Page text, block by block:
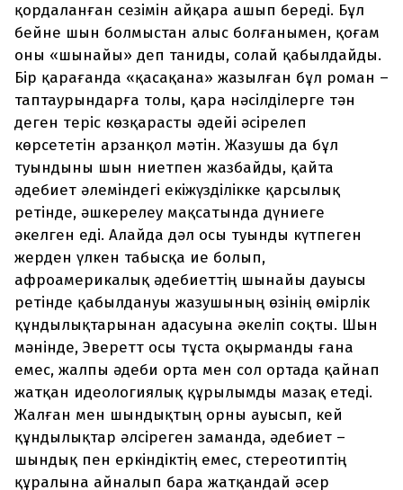
қордаланған сезімін айқара ашып береді. Бұл
бейне шын болмыстан алыс болғанымен, қоғам
оны «шынайы» деп таниды, солай қабылдайды.
Бір қарағанда «қасақана» жазылған бұл роман –
таптаурындарға толы, қара нәсілділерге тән
деген теріс көзқарасты әдейі әсірелеп
көрсететін арзанқол мәтін. Жазушы да бұл
туындыны шын ниетпен жазбайды, қайта
әдебиет әлеміндегі екіжүзділікке қарсылық
ретінде, әшкерелеу мақсатында дүниеге
әкелген еді. Алайда дәл осы туынды күтпеген
жерден үлкен табысқа ие болып,
афроамерикалық әдебиеттің шынайы дауысы
ретінде қабылдануы жазушының өзінің өмірлік
құндылықтарынан адасуына әкеліп соқты. Шын
мәнінде, Эверетт осы тұста оқырманды ғана
емес, жалпы әдеби орта мен сол ортада қайнап
жатқан идеологиялық құрылымды мазақ етеді.
Жалған мен шындықтың орны ауысып, кей
құндылықтар әлсіреген заманда, әдебиет –
шындық пен еркіндіктің емес, стереотиптің
құралына айналып бара жатқандай әсер